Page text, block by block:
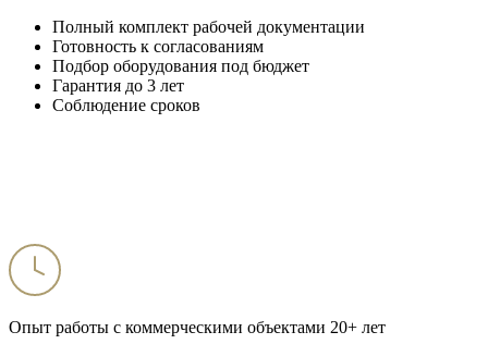
Полный комплект рабочей документации
Готовность к согласованиям
Подбор оборудования под бюджет
Гарантия до 3 лет
Соблюдение сроков
Опыт работы с коммерческими объектами 20+ лет